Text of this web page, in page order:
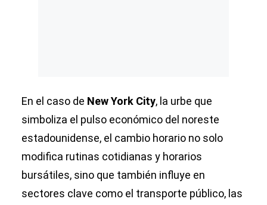
En el caso de New York City, la urbe que
simboliza el pulso económico del noreste
estadounidense, el cambio horario no solo
modifica rutinas cotidianas y horarios
bursátiles, sino que también influye en
sectores clave como el transporte público, las